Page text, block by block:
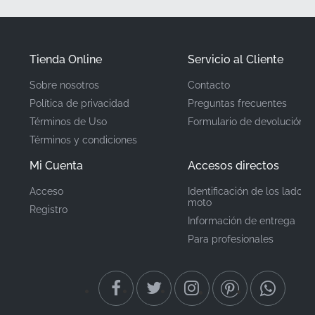
calcomanía está respaldada por los rigurosos
una durabilidad y adhesión duraderas.
Ubicación de
depósito de combustible,
lado izquierdo*
Pegatina
Pegatina de vinilo
Tienda Online
Sobre nosotros
Política de privacidad
Términos de Uso
Términos y condiciones
Mi Cuenta
Acceso
Registro
Servicio al Cliente
Contacto
Preguntas frecuentes
Formulario de devolución
Accesos directos
Identificación de los lados
moto
Información de entrega
Para profesionales